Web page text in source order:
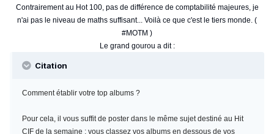
Contrairement au Hot 100, pas de différence de comptabilité majeures, je
n'ai pas le niveau de maths suffisant... Voilà ce que c'est le tiers monde. (
#MOTM )
Le grand gourou a dit :
Citation
Comment établir votre top albums ?
Pour cela, il vous suffit de poster dans le même sujet destiné au Hit
CIF de la semaine ; vous classez vos albums en dessous de vos